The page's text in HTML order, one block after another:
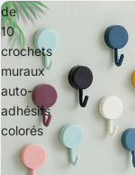
de
10
crochets
muraux
auto-
adhésifs
colorés